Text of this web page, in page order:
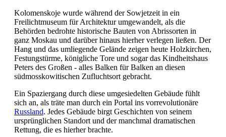
Kolomenskoje wurde während der Sowjetzeit in ein
Freilichtmuseum für Architektur umgewandelt, als die
Behörden bedrohte historische Bauten von Abrissorten in
ganz Moskau und darüber hinaus hierher verlegen ließen. Der
Hang und das umliegende Gelände zeigen heute Holzkirchen,
Festungstürme, königliche Tore und sogar das Kindheitshaus
Peters des Großen - alles Balken für Balken an diesen
südmosskowitischen Zufluchtsort gebracht.
Ein Spaziergang durch diese umgesiedelten Gebäude fühlt
sich an, als träte man durch ein Portal ins vorrevolutionäre
Russland. Jedes Gebäude birgt Geschichten von seinem
ursprünglichen Standort und der manchmal dramatischen
Rettung, die es hierher brachte.